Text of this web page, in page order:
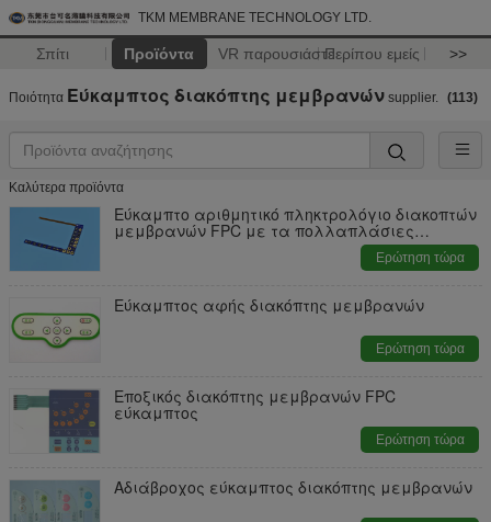
TKM MEMBRANE TECHNOLOGY LTD.
Σπίτι Προϊόντα VR παρουσιάστεΠερίπου εμείς >>
Ποιότητα Εύκαμπτος διακόπτης μεμβρανών supplier. (113)
Καλύτερα προϊόντα
Εύκαμπτο αριθμητικό πληκτρολόγιο διακοπτών
μεμβρανών FPC με τα πολλαπλάσιες
Ερώτηση τώρα
Εύκαμπτος αφής διακόπτης μεμβρανών
Ερώτηση τώρα
Εποξικός διακόπτης μεμβρανών FPC
εύκαμπτος
Ερώτηση τώρα
Αδιάβροχος εύκαμπτος διακόπτης μεμβρανών